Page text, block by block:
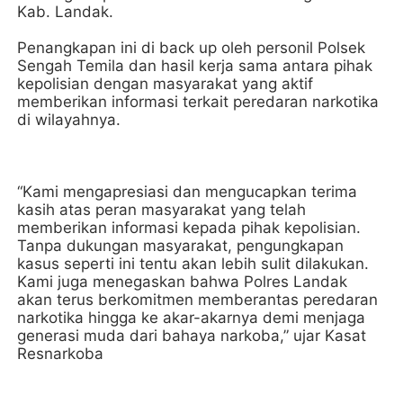
Kab. Landak.
Penangkapan ini di back up oleh personil Polsek
Sengah Temila dan hasil kerja sama antara pihak
kepolisian dengan masyarakat yang aktif
memberikan informasi terkait peredaran narkotika
di wilayahnya.
“Kami mengapresiasi dan mengucapkan terima
kasih atas peran masyarakat yang telah
memberikan informasi kepada pihak kepolisian.
Tanpa dukungan masyarakat, pengungkapan
kasus seperti ini tentu akan lebih sulit dilakukan.
Kami juga menegaskan bahwa Polres Landak
akan terus berkomitmen memberantas peredaran
narkotika hingga ke akar-akarnya demi menjaga
generasi muda dari bahaya narkoba,” ujar Kasat
Resnarkoba